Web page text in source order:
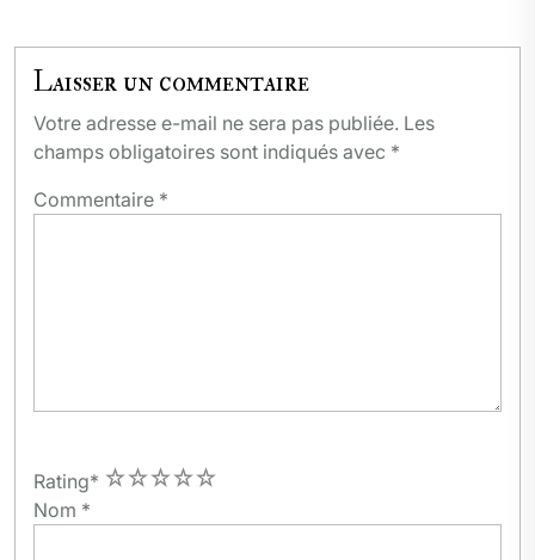
Laisser un commentaire
Votre adresse e-mail ne sera pas publiée. Les
champs obligatoires sont indiqués avec *
Commentaire *
Rating* 5
4
3
2
1
Nom *